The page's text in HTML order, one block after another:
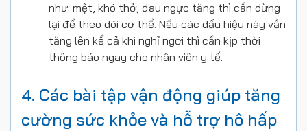
như: mệt, khó thở, đau ngực tăng thì cần dừng
lại để theo dõi cơ thể. Nếu các dấu hiệu này vẫn
tăng lên kể cả khi nghỉ ngơi thì cần kịp thời
thông báo ngay cho nhân viên y tế.
4. Các bài tập vận động giúp tăng
cường sức khỏe và hỗ trợ hô hấp